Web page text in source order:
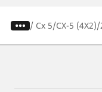
/ Cx 5 CX-5 (4X2)